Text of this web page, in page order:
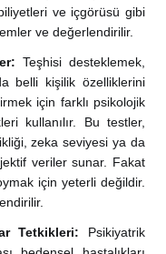
ve içgörüsü gibi
ve değerlendirilir.
Teşhisi desteklemek,
belli kişilik özelliklerini
için farklı psikolojik
kullanılır. Bu testler,
zeka seviyesi ya da
veriler sunar. Fakat
için yeterli değildir.
Tetkikleri: Psikiyatrik